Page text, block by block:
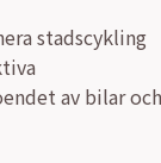
stadscykling
av bilar och